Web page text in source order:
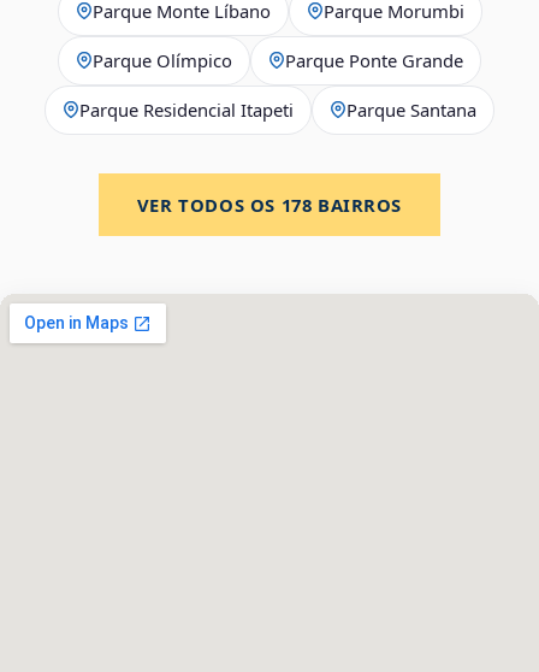
Parque Monte Líbano Parque Morumbi
Parque Olímpico Parque Ponte Grande
Parque Residencial Itapeti Parque Santana
VER TODOS OS 178 BAIRROS